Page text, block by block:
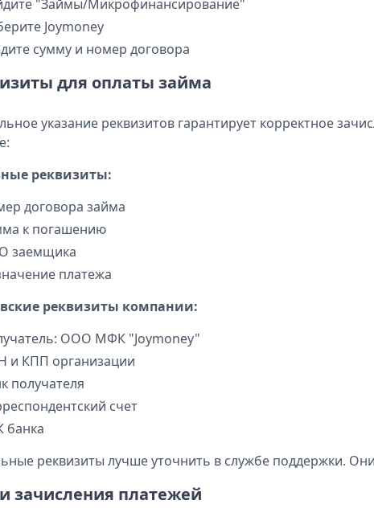
"Займы/Микрофинансирование"
Joymoney
сумму и номер договора
для оплаты займа
указание реквизитов гарантирует корректное
реквизиты:
договора займа
к погашению
заемщика
платежа
реквизиты компании:
ООО МФК "Joymoney"
и КПП организации
получателя
счет
банка
реквизиты лучше уточнить в службе поддержки.
зачисления платежей